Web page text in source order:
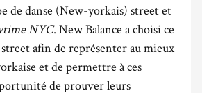
de danse (New-yorkais) street et
NYC. New Balance a choisi ce
afin de représenter au mieux
et de permettre à ces
de prouver leurs